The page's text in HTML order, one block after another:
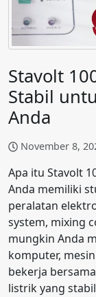
Stavolt
Stabil
Anda
November 8,
Apa itu Stavolt
Anda memiliki
peralatan
system, mixing
mungkin Anda
komputer,
bekerja
listrik yang